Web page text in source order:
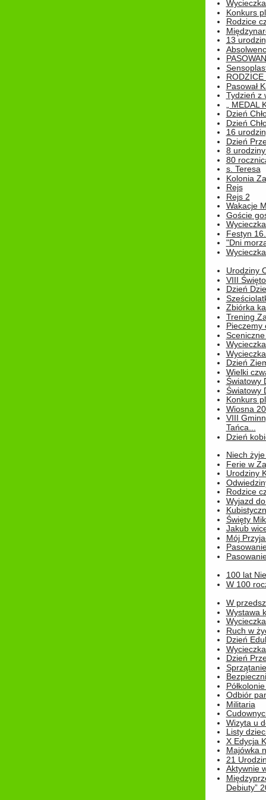
Konkurs
Rodzice
13
Pasował
Tydzień z
„
Dzień
Dzień
16
Dzień
8
80
s. Teresa
Kolonia
Rejs
Rejs 2
Wakacje
Goście
Festyn
"Dni
Urodziny
VIII
Dzień
Zbiórka
Trening
Pieczemy
Dzień
Wielki
Światowy
Światowy
Konkurs
Wiosna
VIII
Tańca...
Dzień
Niech
Ferie w
Urodziny
Rodzice
Wyjazd
Święty
Jakub
Mój
100 lat
W 100
W
Wystawa
Ruch w
Dzień
Dzień
Odbiór
Militaria
Wizyta u
Listy
X Edycja
Majówka
21
Aktywnie
Debiuty”